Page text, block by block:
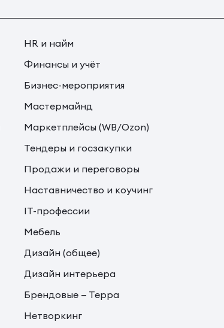
HR и найм
Финансы и учёт
Бизнес-мероприятия
Мастермайнд
Маркетплейсы (WB/Ozon)
Тендеры и госзакупки
Продажи и переговоры
Наставничество и коучинг
IT-профессии
Мебель
Дизайн (общее)
Дизайн интерьера
Брендовые — Терра
Нетворкинг